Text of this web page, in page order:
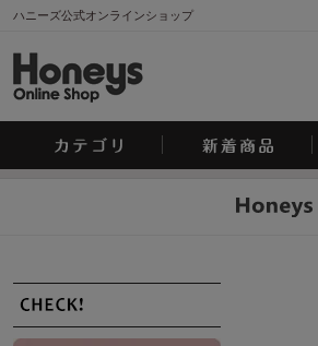
ハニーズ公式オンラインショップ